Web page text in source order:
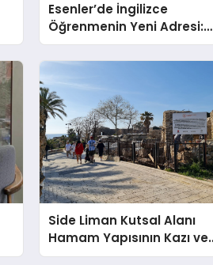
Esenler’de İngilizce
Öğrenmenin Yeni Adresi:
Büyük Açılış Fırsatıyla %20
İndirim!
Side Liman Kutsal Alanı
Hamam Yapısının Kazı ve
Onarımı Selectum